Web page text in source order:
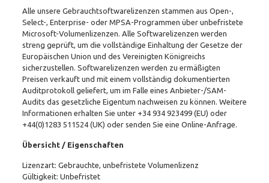
Alle unsere Gebrauchtsoftwarelizenzen stammen aus Open-,
Select-, Enterprise- oder MPSA-Programmen über unbefristete
Microsoft-Volumenlizenzen. Alle Softwarelizenzen werden
streng geprüft, um die vollständige Einhaltung der Gesetze der
Europäischen Union und des Vereinigten Königreichs
sicherzustellen. Softwarelizenzen werden zu ermäßigten
Preisen verkauft und mit einem vollständig dokumentierten
Auditprotokoll geliefert, um im Falle eines Anbieter-/SAM-
Audits das gesetzliche Eigentum nachweisen zu können. Weitere
Informationen erhalten Sie unter +34 934 923499(EU) oder
+44(0)1283 511524(UK) oder senden Sie eine Online-Anfrage.
Übersicht / Eigenschaften
Lizenzart: Gebrauchte, unbefristete Volumenlizenz
Gültigkeit: Unbefristet